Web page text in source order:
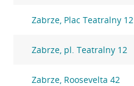
Zabrze, Plac Teatralny 12
Zabrze, pl. Teatralny 12
Zabrze, Roosevelta 42